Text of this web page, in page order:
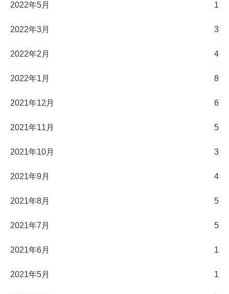
2022年5月 1
2022年3月 3
2022年2月 4
2022年1月 8
2021年12月 6
2021年11月 5
2021年10月 3
2021年9月 4
2021年8月 5
2021年7月 5
2021年6月 1
2021年5月 1